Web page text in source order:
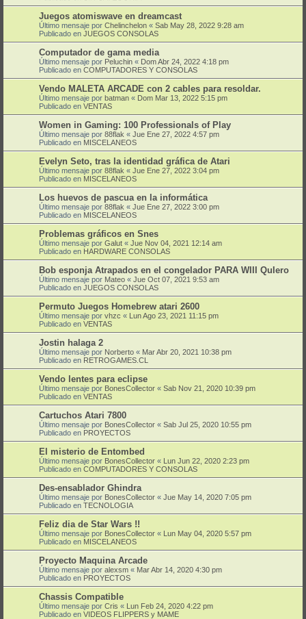
Juegos atomiswave en dreamcast
Último mensaje por Chelinchelon « Sab May 28, 2022 9:28 am
Publicado en JUEGOS CONSOLAS
Computador de gama media
Último mensaje por Peluchin « Dom Abr 24, 2022 4:18 pm
Publicado en COMPUTADORES Y CONSOLAS
Vendo MALETA ARCADE con 2 cables para resoldar.
Último mensaje por batman « Dom Mar 13, 2022 5:15 pm
Publicado en VENTAS
Women in Gaming: 100 Professionals of Play
Último mensaje por 88flak « Jue Ene 27, 2022 4:57 pm
Publicado en MISCELANEOS
Evelyn Seto, tras la identidad gráfica de Atari
Último mensaje por 88flak « Jue Ene 27, 2022 3:04 pm
Publicado en MISCELANEOS
Los huevos de pascua en la informática
Último mensaje por 88flak « Jue Ene 27, 2022 3:00 pm
Publicado en MISCELANEOS
Problemas gráficos en Snes
Último mensaje por Galut « Jue Nov 04, 2021 12:14 am
Publicado en HARDWARE CONSOLAS
Bob esponja Atrapados en el congelador PARA WIII QuIero
Último mensaje por Mateo « Jue Oct 07, 2021 9:53 am
Publicado en JUEGOS CONSOLAS
Permuto Juegos Homebrew atari 2600
Último mensaje por vhzc « Lun Ago 23, 2021 11:15 pm
Publicado en VENTAS
Jostin halaga 2
Último mensaje por Norberto « Mar Abr 20, 2021 10:38 pm
Publicado en RETROGAMES.CL
Vendo lentes para eclipse
Último mensaje por BonesCollector « Sab Nov 21, 2020 10:39 pm
Publicado en VENTAS
Cartuchos Atari 7800
Último mensaje por BonesCollector « Sab Jul 25, 2020 10:55 pm
Publicado en PROYECTOS
El misterio de Entombed
Último mensaje por BonesCollector « Lun Jun 22, 2020 2:23 pm
Publicado en COMPUTADORES Y CONSOLAS
Des-ensablador Ghindra
Último mensaje por BonesCollector « Jue May 14, 2020 7:05 pm
Publicado en TECNOLOGIA
Feliz dia de Star Wars !!
Último mensaje por BonesCollector « Lun May 04, 2020 5:57 pm
Publicado en MISCELANEOS
Proyecto Maquina Arcade
Último mensaje por alexsm « Mar Abr 14, 2020 4:30 pm
Publicado en PROYECTOS
Chassis Compatible
Último mensaje por Cris « Lun Feb 24, 2020 4:22 pm
Publicado en VIDEOS FLIPPERS y MAME